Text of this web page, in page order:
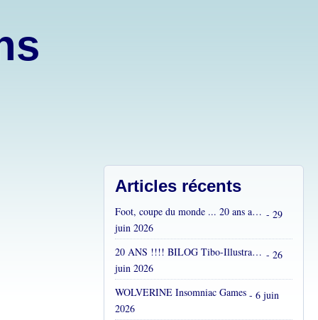
Articles récents
Foot, coupe du monde ... 20 ans après... - 29
juin 2026
20 ANS !!!! BILOG Tibo-Illustrations !! C'est fou ! - 26
juin 2026
WOLVERINE Insomniac Games - 6 juin
2026